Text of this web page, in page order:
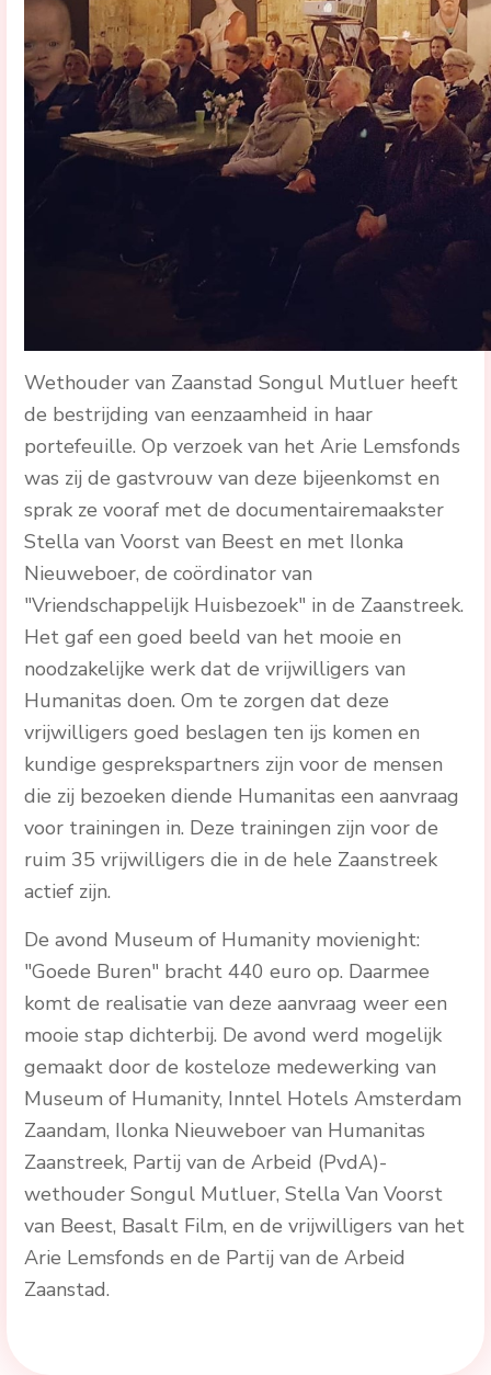
Wethouder van Zaanstad Songul Mutluer heeft
de bestrijding van eenzaamheid in haar
portefeuille. Op verzoek van het Arie Lemsfonds
was zij de gastvrouw van deze bijeenkomst en
sprak ze vooraf met de documentairemaakster
Stella van Voorst van Beest en met Ilonka
Nieuweboer, de coördinator van
"Vriendschappelijk Huisbezoek" in de Zaanstreek.
Het gaf een goed beeld van het mooie en
noodzakelijke werk dat de vrijwilligers van
Humanitas doen. Om te zorgen dat deze
vrijwilligers goed beslagen ten ijs komen en
kundige gesprekspartners zijn voor de mensen
die zij bezoeken diende Humanitas een aanvraag
voor trainingen in. Deze trainingen zijn voor de
ruim 35 vrijwilligers die in de hele Zaanstreek
actief zijn.
De avond Museum of Humanity movienight:
"Goede Buren" bracht 440 euro op. Daarmee
komt de realisatie van deze aanvraag weer een
mooie stap dichterbij. De avond werd mogelijk
gemaakt door de kosteloze medewerking van
Museum of Humanity, Inntel Hotels Amsterdam
Zaandam, Ilonka Nieuweboer van Humanitas
Zaanstreek, Partij van de Arbeid (PvdA)-
wethouder Songul Mutluer, Stella Van Voorst
van Beest, Basalt Film, en de vrijwilligers van het
Arie Lemsfonds en de Partij van de Arbeid
Zaanstad.